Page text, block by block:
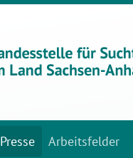
Presse Arbeitsfelder